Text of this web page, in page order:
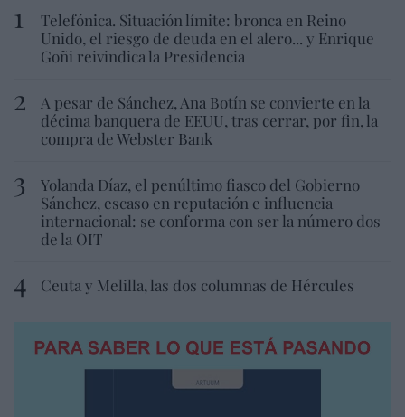
Telefónica. Situación límite: bronca en Reino
Unido, el riesgo de deuda en el alero... y Enrique
Goñi reivindica la Presidencia
A pesar de Sánchez, Ana Botín se convierte en la
décima banquera de EEUU, tras cerrar, por fin, la
compra de Webster Bank
Yolanda Díaz, el penúltimo fiasco del Gobierno
Sánchez, escaso en reputación e influencia
internacional: se conforma con ser la número dos
de la OIT
Ceuta y Melilla, las dos columnas de Hércules